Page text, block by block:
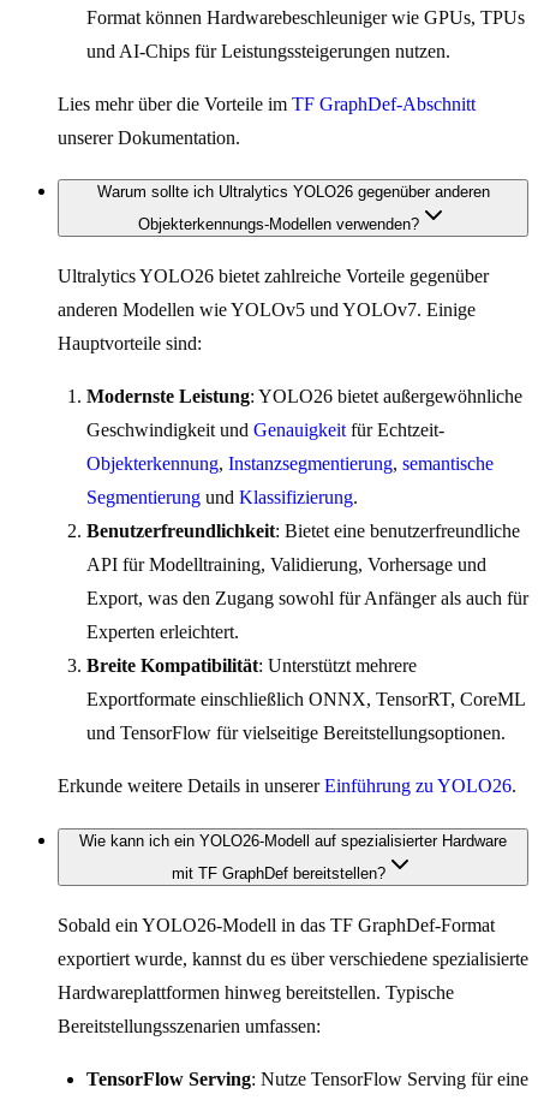
Format können Hardwarebeschleuniger wie GPUs, TPUs
und AI-Chips für Leistungssteigerungen nutzen.
Lies mehr über die Vorteile im TF GraphDef-Abschnitt
unserer Dokumentation.
Warum sollte ich Ultralytics YOLO26 gegenüber anderen
Objekterkennungs-Modellen verwenden?
Ultralytics YOLO26 bietet zahlreiche Vorteile gegenüber
anderen Modellen wie YOLOv5 und YOLOv7. Einige
Hauptvorteile sind:
Modernste Leistung: YOLO26 bietet außergewöhnliche
Geschwindigkeit und Genauigkeit für Echtzeit-
Objekterkennung, Instanzsegmentierung, semantische
Segmentierung und Klassifizierung.
Benutzerfreundlichkeit: Bietet eine benutzerfreundliche
API für Modelltraining, Validierung, Vorhersage und
Export, was den Zugang sowohl für Anfänger als auch für
Experten erleichtert.
Breite Kompatibilität: Unterstützt mehrere
Exportformate einschließlich ONNX, TensorRT, CoreML
und TensorFlow für vielseitige Bereitstellungsoptionen.
Erkunde weitere Details in unsererEinführung zu YOLO26.
Wie kann ich ein YOLO26-Modell auf spezialisierter Hardware
mit TF GraphDef bereitstellen?
Sobald ein YOLO26-Modell in das TF GraphDef-Format
exportiert wurde, kannst du es über verschiedene spezialisierte
Hardwareplattformen hinweg bereitstellen. Typische
Bereitstellungsszenarien umfassen:
TensorFlow Serving: Nutze TensorFlow Serving für eine